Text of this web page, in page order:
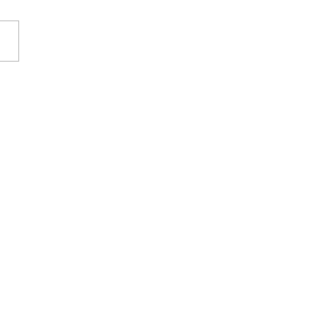
das aulas no IBBA